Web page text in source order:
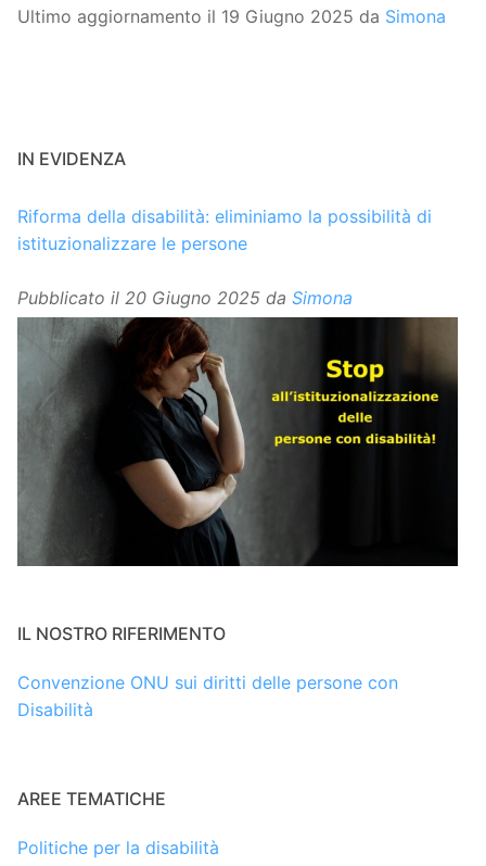
Ultimo aggiornamento il 19 Giugno 2025 da Simona
IN EVIDENZA
Riforma della disabilità: eliminiamo la possibilità di
istituzionalizzare le persone
Pubblicato il 20 Giugno 2025 da Simona
IL NOSTRO RIFERIMENTO
Convenzione ONU sui diritti delle persone con
Disabilità
AREE TEMATICHE
Politiche per la disabilità